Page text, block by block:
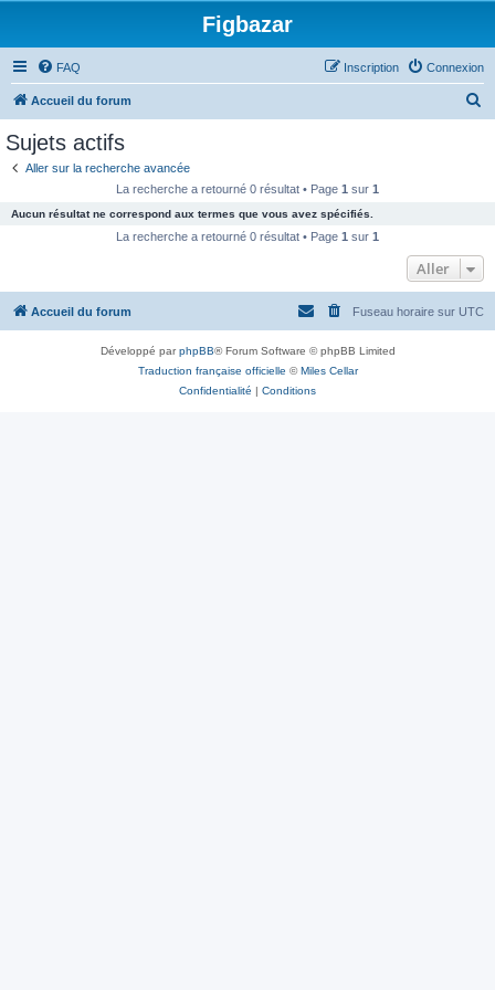
Figbazar
FAQ Connexion
Inscription
Accueil du forum
c
e
Sujets actifs
Aller sur la recherche avancée
La recherche a retourné 0 résultat • Page 1 sur 1
Aucun résultat ne correspond aux termes que vous avez spécifiés.
La recherche a retourné 0 résultat • Page 1 sur 1
Aller
Accueil du forum Fuseau horaire sur UTC
Développé parphpBB® Forum Software © phpBB Limited
Traduction française officielle ©Miles Cellar
Confidentialité | Conditions